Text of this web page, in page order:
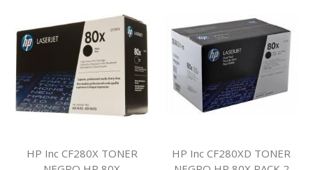
HP Inc CF280X TONER
HP Inc CF280XD TONER